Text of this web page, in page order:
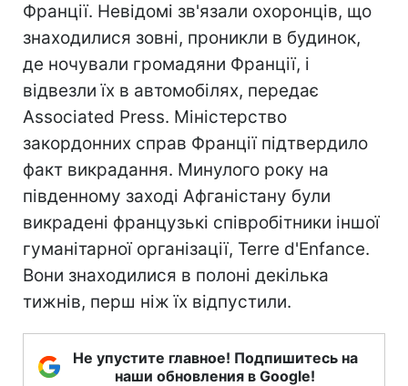
Франції. Невідомі зв'язали охоронців, що
знаходилися зовні, проникли в будинок,
де ночували громадяни Франції, і
відвезли їх в автомобілях, передає
Associated Press. Міністерство
закордонних справ Франції підтвердило
факт викрадання. Минулого року на
південному заході Афганістану були
викрадені французькі співробітники іншої
гуманітарної організації, Terre d'Еnfance.
Вони знаходилися в полоні декілька
тижнів, перш ніж їх відпустили.
Не упустите главное! Подпишитесь на
наши обновления в Google!